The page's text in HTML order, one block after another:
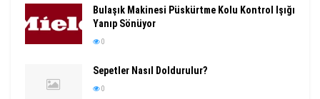
Bulaşık Makinesi Püskürtme Kolu Kontrol Işığı
Yanıp Sönüyor
0
Sepetler Nasıl Doldurulur?
0